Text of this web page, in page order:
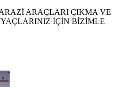
ARAÇLARI ÇIKMA VE
İÇİN BİZİMLE